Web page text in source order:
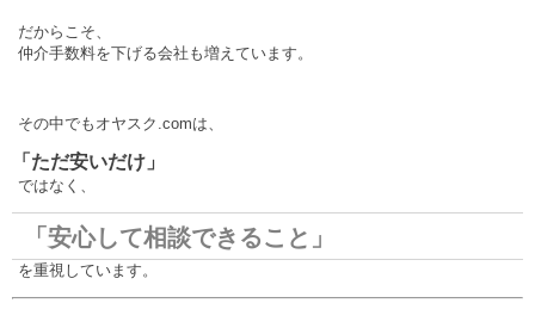
だからこそ、
仲介手数料を下げる会社も増えています。
その中でもオヤスク.comは、
「ただ安いだけ」
ではなく、
「安心して相談できること」
を重視しています。